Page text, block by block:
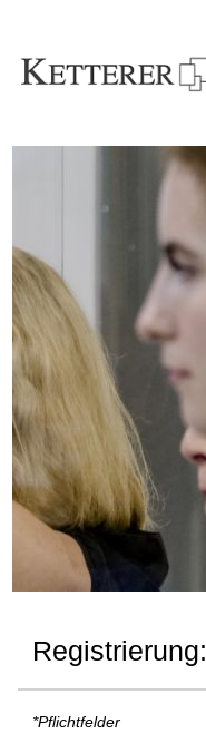
Registrierung:
*Pflichtfelder